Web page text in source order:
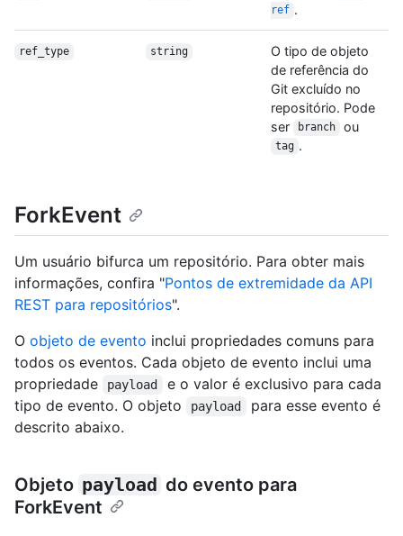
ref .
ref_type string
O tipo de objeto
de referência do
Git excluído no
repositório. Pode
ser
branch ou
tag .
ForkEvent
Um usuário bifurca um repositório. Para obter mais
informações, confira "Pontos de extremidade da API
REST para repositórios".
O objeto de evento inclui propriedades comuns para
todos os eventos. Cada objeto de evento inclui uma
propriedade
payload
e o valor é exclusivo para cada
tipo de evento. O objeto
payload
para esse evento é
descrito abaixo.
Objeto payload do evento para
ForkEvent